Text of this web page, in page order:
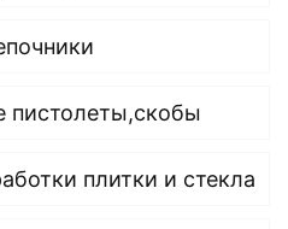
пистолеты,скобы
плитки и стекла